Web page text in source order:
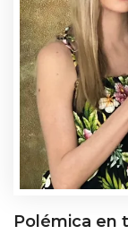
Polémica en